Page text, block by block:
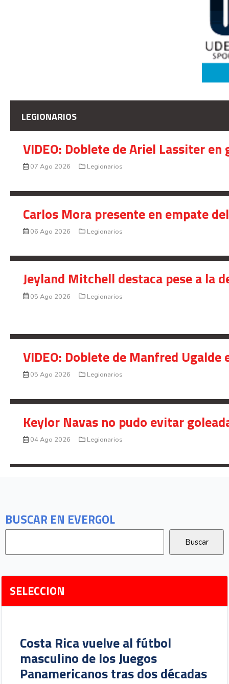
BUSCAR EN EVERGOL
SELECCION
Costa Rica vuelve al fútbol
masculino de los Juegos
Panamericanos tras dos décadas
LEGIONARIOS
VIDEO: Doblete de Ariel Lassiter
07 Ago 2026 Legionarios
Carlos Mora presente en empate
06 Ago 2026 Legionarios
Jeyland Mitchell destaca pese a la
05 Ago 2026 Legionarios
VIDEO: Doblete de Manfred
05 Ago 2026 Legionarios
Keylor Navas no pudo evitar
04 Ago 2026 Legionarios